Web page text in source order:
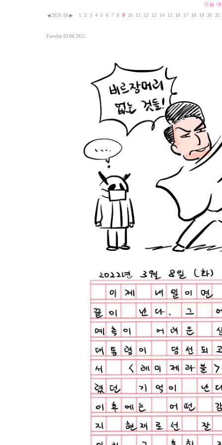
오늘
◀ 2026. 08 ▶ 1 2 3 4 5 6 7 8 9 10 11 12 13 14 15 16 17 18 19 20 21
Tuesday 03.08 2022